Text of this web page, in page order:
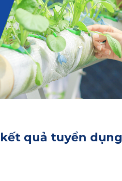
quả tuyển dụng